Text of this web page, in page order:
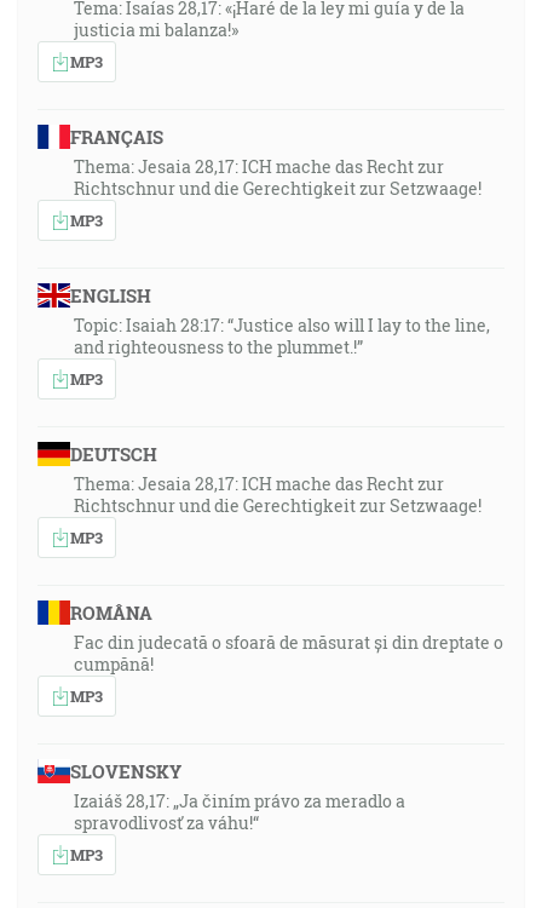
Tema: Isaías 28,17: «¡Haré de la ley mi guía y de la
justicia mi balanza!»
MP3
FRANÇAIS
Thema: Jesaia 28,17: ICH mache das Recht zur
Richtschnur und die Gerechtigkeit zur Setzwaage!
MP3
ENGLISH
Topic: Isaiah 28:17: “Justice also will I lay to the line,
and righteousness to the plummet.!”
MP3
DEUTSCH
Thema: Jesaia 28,17: ICH mache das Recht zur
Richtschnur und die Gerechtigkeit zur Setzwaage!
MP3
ROMÂNA
Fac din judecată o sfoară de măsurat și din dreptate o
cumpănă!
MP3
SLOVENSKY
Izaiáš 28,17: „Ja činím právo za meradlo a
spravodlivosť za váhu!“
MP3